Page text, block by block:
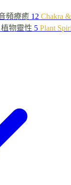
頻療癒 12 Chakra &
植物靈性 5 Plant